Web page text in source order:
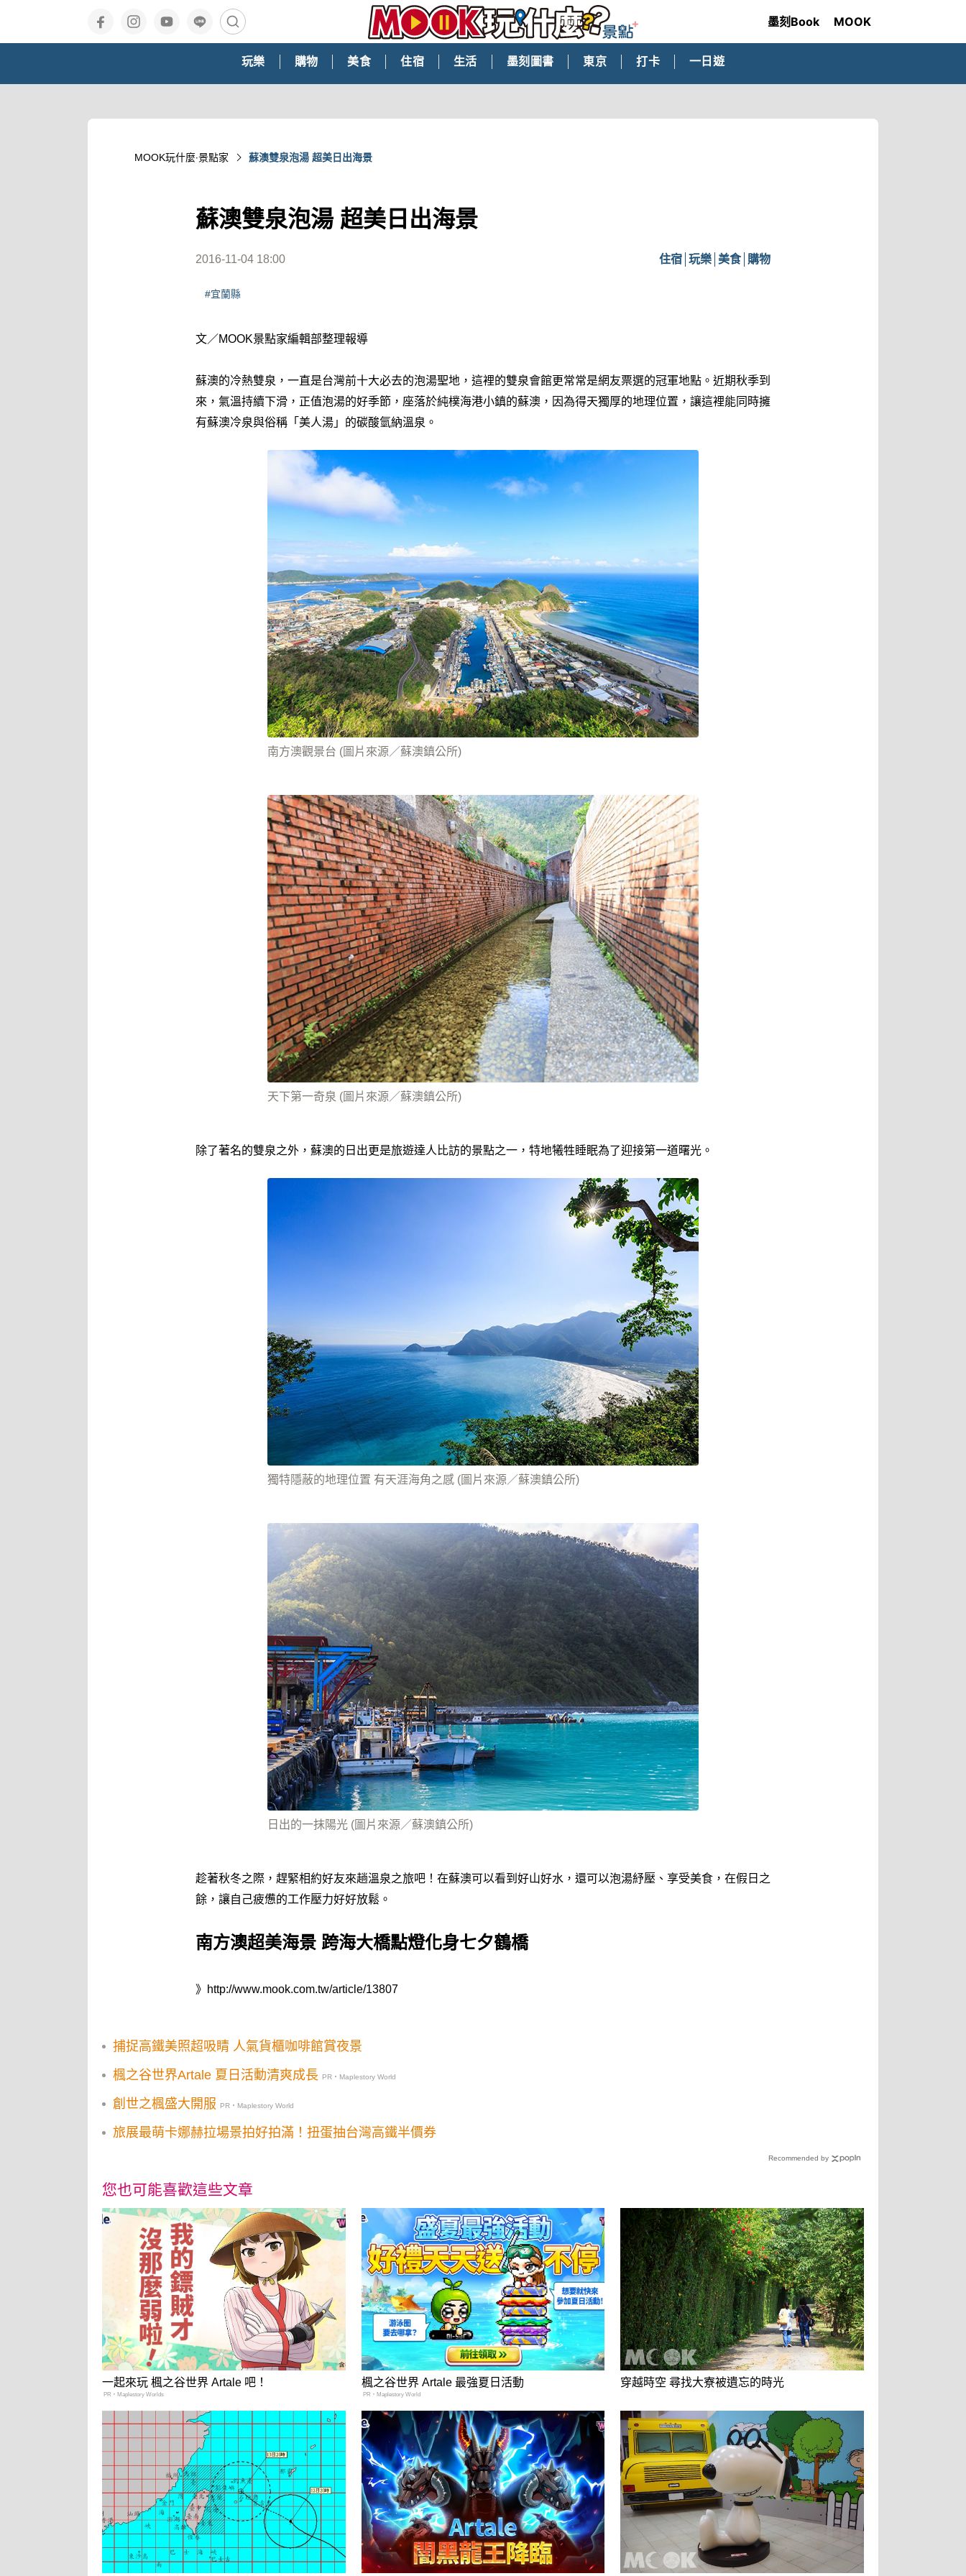
墨刻Book MOOK
玩樂 購物 美食 住宿 生活 墨刻圖書 東京 打卡 一日遊
MOOK玩什麼‧景點家 蘇澳雙泉泡湯 超美日出海景
蘇澳雙泉泡湯 超美日出海景
2016-11-04 18:00 住宿 玩樂 美食 購物
#宜蘭縣
文／MOOK景點家編輯部整理報導
蘇澳的冷熱雙泉，一直是台灣前十大必去的泡湯聖地，這裡的雙泉會館更常常是網友票選的冠軍地點。近期秋季到
來，氣溫持續下滑，正值泡湯的好季節，座落於純樸海港小鎮的蘇澳，因為得天獨厚的地理位置，讓這裡能同時擁
有蘇澳冷泉與俗稱「美人湯」的碳酸氫納溫泉。
南方澳觀景台 (圖片來源／蘇澳鎮公所)
天下第一奇泉 (圖片來源／蘇澳鎮公所)
除了著名的雙泉之外，蘇澳的日出更是旅遊達人比訪的景點之一，特地犧牲睡眠為了迎接第一道曙光。
獨特隱蔽的地理位置 有天涯海角之感 (圖片來源／蘇澳鎮公所)
日出的一抹陽光 (圖片來源／蘇澳鎮公所)
趁著秋冬之際，趕緊相約好友來趟溫泉之旅吧！在蘇澳可以看到好山好水，還可以泡湯紓壓、享受美食，在假日之
餘，讓自己疲憊的工作壓力好好放鬆。
南方澳超美海景 跨海大橋點燈化身七夕鶴橋
》 http://www.mook.com.tw/article/13807
捕捉高鐵美照超吸睛 人氣貨櫃咖啡館賞夜景
楓之谷世界Artale 夏日活動清爽成長
PR・Maplestory World
創世之楓盛大開服 PR・Maplestory World
旅展最萌卡娜赫拉場景拍好拍滿！扭蛋抽台灣高鐵半價券
Recommended by
您也可能喜歡這些文章
一起來玩 楓之谷世界 Artale 吧！
PR・Maplestory Worlds
楓之谷世界 Artale 最強夏日活動
PR・Maplestory World
穿越時空 尋找大寮被遺忘的時光